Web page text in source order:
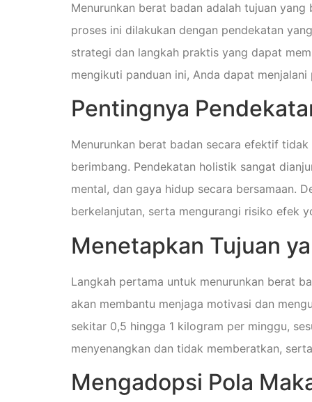
Menurunkan berat badan adalah tujuan
proses ini dilakukan dengan pendekatan
strategi dan langkah praktis yang dapat
mengikuti panduan ini, Anda dapat
Pentingnya
Menurunkan berat badan secara efektif
berimbang. Pendekatan holistik sangat
mental, dan gaya hidup secara bersamaan.
berkelanjutan, serta mengurangi risiko efek
Menetapkan Tujuan
Langkah pertama untuk menurunkan berat
akan membantu menjaga motivasi dan
sekitar 0,5 hingga 1 kilogram per minggu,
menyenangkan dan tidak memberatkan,
Mengadopsi Pola